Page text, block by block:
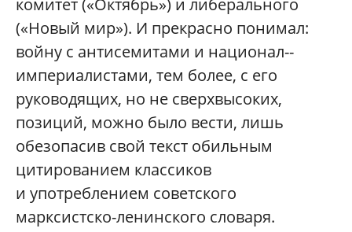
комитет («Октябрь») и либерального
(«Новый мир»). И прекрасно понимал:
вой­ну с антисемитами и национал-­
империалистами, тем более, с его
руководящих, но не сверхвысоких,
позиций, можно было вести, лишь
обезопасив свой текст обильным
цитированием классиков
и употреблением советского
марксистско-­ленинского словаря.